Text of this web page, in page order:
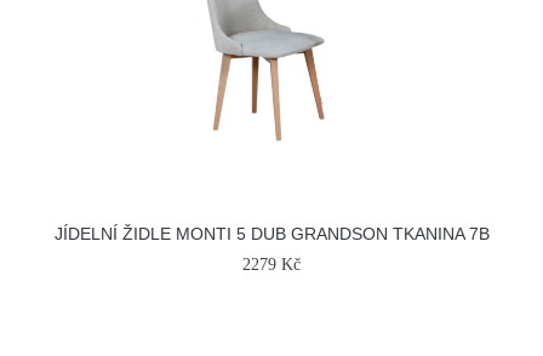
JÍDELNÍ ŽIDLE MONTI 5 DUB GRANDSON TKANINA 7B
2279 Kč